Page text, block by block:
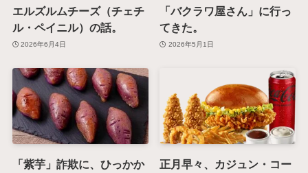
エルズルムチーズ（チェチ
ル・ペイニル）の話。
2026年6月4日
「バクラワ屋さん」に行っ
てきた。
2026年5月1日
「紫芋」詐欺に、ひっかか
正月早々、カジュン・コー